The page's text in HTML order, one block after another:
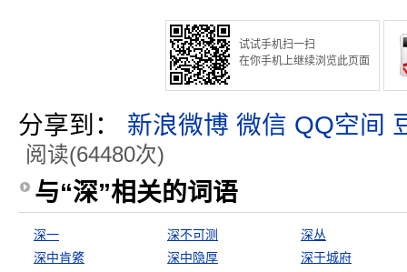
试试手机扫一扫
在你手机上继续浏览此页面
分享到： 新浪微博 微信 QQ空间
阅读(64480次)
与“深”相关的词语
深一 深不可测
深丛
深中肯綮
深中隐厚
深于城府